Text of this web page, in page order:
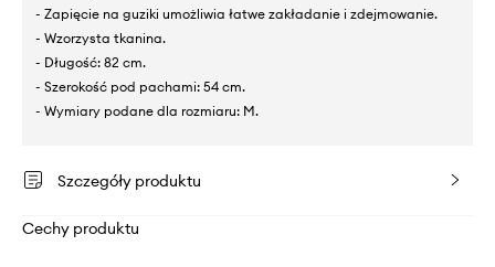
- Zapięcie na guziki umożliwia łatwe zakładanie i zdejmowanie.
- Wzorzysta tkanina.
- Długość: 82 cm.
- Szerokość pod pachami: 54 cm.
- Wymiary podane dla rozmiaru: M.
Szczegóły produktu
Cechy produktu